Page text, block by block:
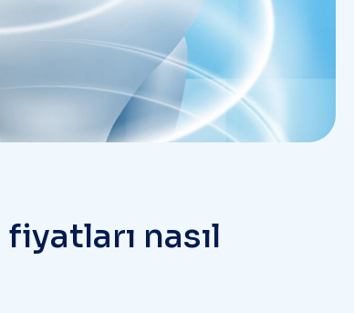
fiyatları nasıl